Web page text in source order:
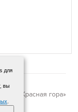
«Красная гора»
для
вы